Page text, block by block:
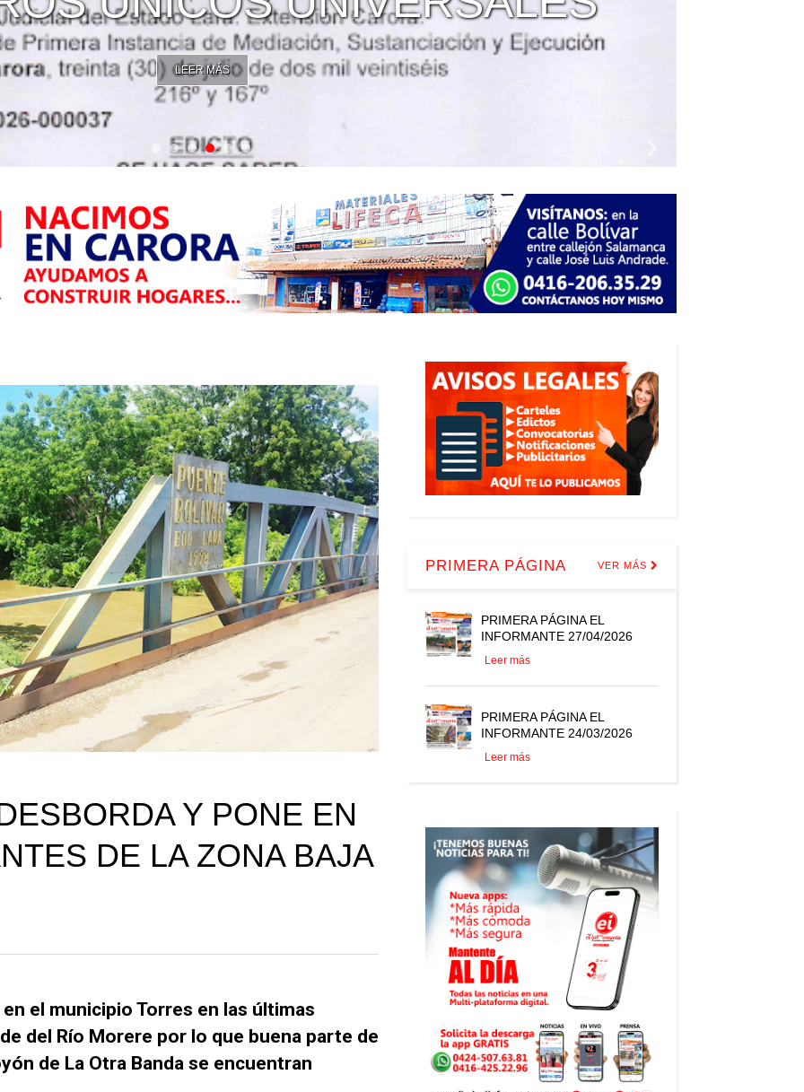
LEER MÁS
Y PONE EN
DE LA ZONA BAJA
el municipio Torres en las últimas
del Río Morere por lo que buena parte de
de La Otra Banda se encuentran
PRIMERA PÁGINA VER MÁS
PRIMERA PÁGINA EL
INFORMANTE 27/04/2026
Leer más
PRIMERA PÁGINA EL
INFORMANTE 24/03/2026
Leer más